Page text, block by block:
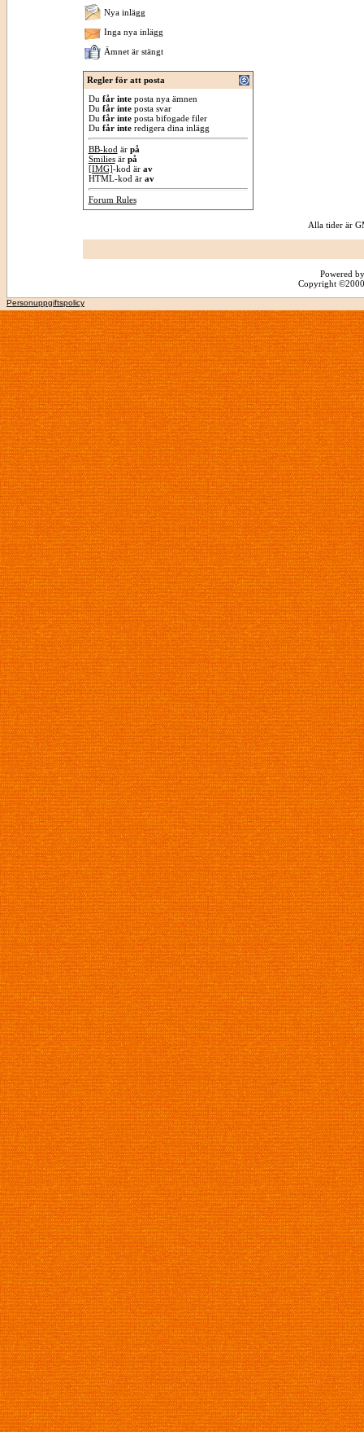
Nya inlägg
Inga nya inlägg
Ämnet är stängt
Regler för att posta
Du får inteposta nya ämnen
Du får inteposta svar
Du får inteposta bifogade filer
Du får interedigera dina inlägg
BB-kod är på
Smiliesär på
[IMG]-kod är av
HTML-kod är av
Forum Rules
Alla tider är
Powered
Copyright
Personuppgiftspolicy